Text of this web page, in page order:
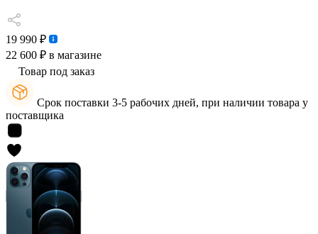
19 990 ₽
22 600 ₽ в магазине
Товар под заказ
Срок поставки 3-5 рабочих дней, при наличии товара у
поставщика